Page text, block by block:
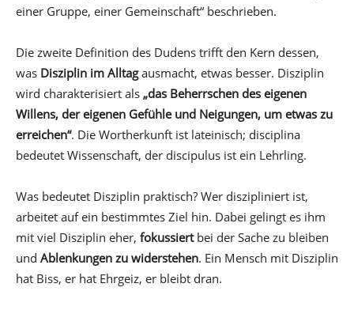
einer Gruppe, einer Gemeinschaft“ beschrieben.
Die zweite Definition des Dudens trifft den Kern dessen,
was Disziplin im Alltagausmacht, etwas besser. Disziplin
wird charakterisiert als „das Beherrschen des eigenen
Willens, der eigenen Gefühle und Neigungen, um etwas zu
erreichen“. Die Wortherkunft ist lateinisch; disciplina
bedeutet Wissenschaft, der discipulus ist ein Lehrling.
Was bedeutet Disziplin praktisch? Wer diszipliniert ist,
arbeitet auf ein bestimmtes Ziel hin. Dabei gelingt es ihm
mit viel Disziplin eher, fokussiertbei der Sache zu bleiben
und Ablenkungen zu widerstehen. Ein Mensch mit Disziplin
hat Biss, er hat Ehrgeiz, er bleibt dran.